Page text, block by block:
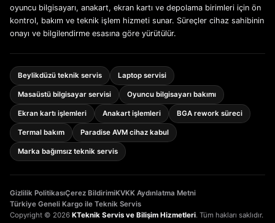
oyuncu bilgisayarı, anakart, ekran kartı ve depolama birimleri için ön
kontrol, bakım ve teknik işlem hizmeti sunar. Süreçler cihaz sahibinin
onayı ve bilgilendirme esasına göre yürütülür.
Beylikdüzü teknik servis Laptop servisi
Masaüstü bilgisayar servisi Oyuncu bilgisayarı bakımı
Ekran kartı işlemleri Anakart işlemleri BGA rework süreci
Termal bakım Paradise AVM cihaz kabul
Marka bağımsız teknik servis
Copyright © 2026 KTeknik Servis ve Bilişim Hizmetleri. Tüm hakları saklıdır.
Gizlilik PolitikasıÇerez BildirimiKVKK Aydınlatma Metni
Türkiye Geneli Kargo ile Teknik Servis